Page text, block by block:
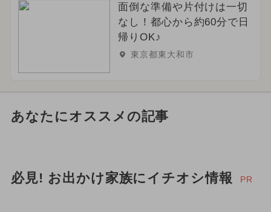
面倒な準備や片付けは一切
なし！都心から約60分で日
帰りOK♪
東京都東大和市
あなたにオススメの記事
必見! お出かけ家族にイチオシ情報 PR